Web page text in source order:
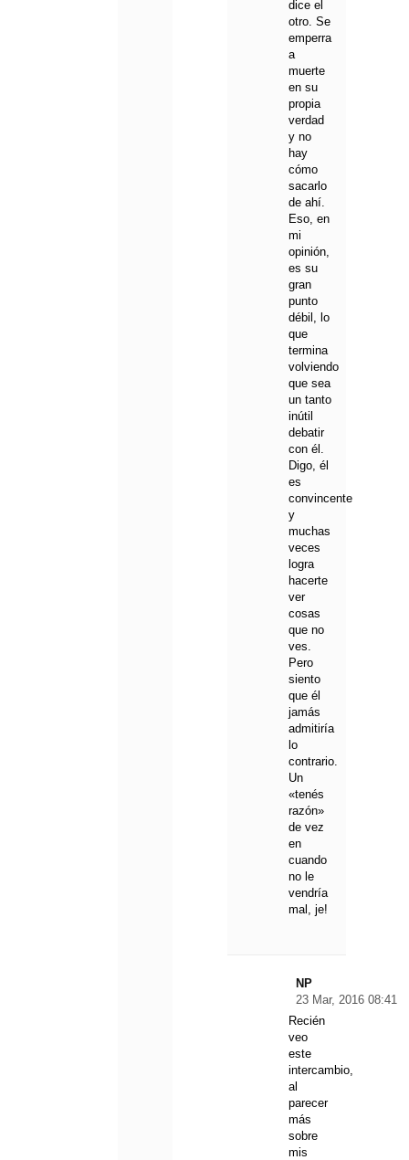
dice el
otro. Se
emperra
a
muerte
en su
propia
verdad
y no
hay
cómo
sacarlo
de ahí.
Eso, en
mi
opinión,
es su
gran
punto
débil, lo
que
termina
volviendo
que sea
un tanto
inútil
debatir
con él.
Digo, él
es
convincente
y
muchas
veces
logra
hacerte
ver
cosas
que no
ves.
Pero
siento
que él
jamás
admitiría
lo
contrario.
Un
«tenés
razón»
de vez
en
cuando
no le
vendría
mal, je!
NP
23 Mar, 2016 08:41
Recién
veo
este
intercambio,
al
parecer
más
sobre
mis